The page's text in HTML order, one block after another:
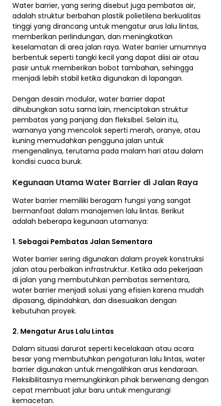
Water barrier, yang sering disebut juga pembatas air,
adalah struktur berbahan plastik polietilena berkualitas
tinggi yang dirancang untuk mengatur arus lalu lintas,
memberikan perlindungan, dan meningkatkan
keselamatan di area jalan raya. Water barrier umumnya
berbentuk seperti tangki kecil yang dapat diisi air atau
pasir untuk memberikan bobot tambahan, sehingga
menjadi lebih stabil ketika digunakan di lapangan.
Dengan desain modular, water barrier dapat
dihubungkan satu sama lain, menciptakan struktur
pembatas yang panjang dan fleksibel. Selain itu,
warnanya yang mencolok seperti merah, oranye, atau
kuning memudahkan pengguna jalan untuk
mengenalinya, terutama pada malam hari atau dalam
kondisi cuaca buruk.
Kegunaan Utama Water Barrier di Jalan Raya
Water barrier memiliki beragam fungsi yang sangat
bermanfaat dalam manajemen lalu lintas. Berikut
adalah beberapa kegunaan utamanya:
1. Sebagai Pembatas Jalan Sementara
Water barrier sering digunakan dalam proyek konstruksi
jalan atau perbaikan infrastruktur. Ketika ada pekerjaan
di jalan yang membutuhkan pembatas sementara,
water barrier menjadi solusi yang efisien karena mudah
dipasang, dipindahkan, dan disesuaikan dengan
kebutuhan proyek.
2. Mengatur Arus Lalu Lintas
Dalam situasi darurat seperti kecelakaan atau acara
besar yang membutuhkan pengaturan lalu lintas, water
barrier digunakan untuk mengalihkan arus kendaraan.
Fleksibilitasnya memungkinkan pihak berwenang dengan
cepat membuat jalur baru untuk mengurangi
kemacetan.